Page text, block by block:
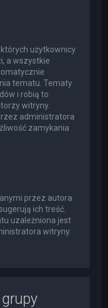
użytkownicy
a wszystkie
tematu. Tematy
i robią to
witryny.
administratora
zamykania
przez autora
ich treść.
uzależniona jest
witryny.